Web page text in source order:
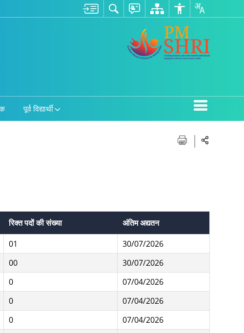
पूर्व विद्यार्थी
रिक्त पदों की संख्या
अंतिम अद्यतन
01
30/07/2026
00
30/07/2026
0
07/04/2026
0
07/04/2026
0
07/04/2026